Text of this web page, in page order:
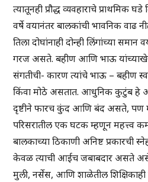
त्यातूनही प्रौद्ध व्यवहाराचे प्राथमिक
वर्षे वयानंतर बालकांची भावनिक वाढ
तिला दोघांनाही दोन्ही लिंगांच्या समान
गरज असते. बहीण आणि भाऊ
संगतीची- कारण त्यांचे भाऊ – बहीण
किंवा मोठे असतात. आधुनिक कुटुंब हे
दृष्टीने फारच कुंद आणि बंद असते, पण
परिसरातील एक घटक म्हणून महत्त्व
बालकाच्या ठिकाणी अनिष्ट प्रकारची
केवळ त्याची आईच जबाबदार असते असे
मुली, नर्सेस, आणि शाळेतील